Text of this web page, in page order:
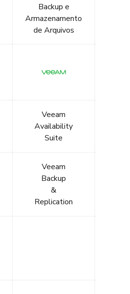
Backup e
Armazenamento
de Arquivos
Veeam
Availability
Suite
Veeam
Backup
&
Replication